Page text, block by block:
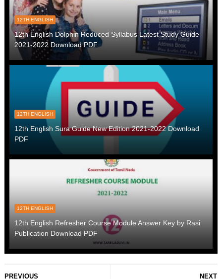
12TH ENGLISH
12th English Dolphin Reduced Syllabus Latest Study Guide
2021-2022 Download PDF
12TH ENGLISH
12th English Sura Guide New Edition 2021-2022 Download
PDF
12TH ENGLISH
12th English Refresher Course Module Answer Key by Rasi
Publication Download PDF
NEXT
PREVIOUS